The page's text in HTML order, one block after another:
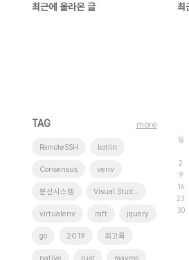
최근에 올라온 글 최
TAG
RemoteSSH kotlin
Consensus venv
분산시스템 Visual Studio Code
virtualenv raft jquery
go 2019 회고록
more
일
2
9
16
23
30